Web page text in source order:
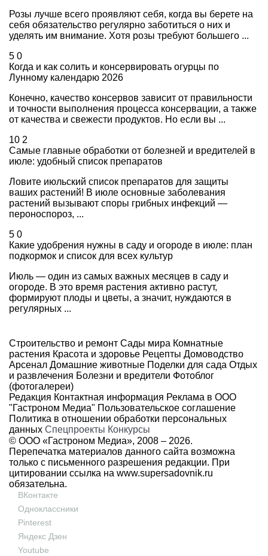
Розы лучше всего проявляют себя, когда вы берете на
себя обязательство регулярно заботиться о них и
уделять им внимание. Хотя розы требуют большего ...
5 0
Когда и как солить и консервировать огурцы по
Лунному календарю 2026
Конечно, качество консервов зависит от правильности
и точности выполнения процесса консервации, а также
от качества и свежести продуктов. Но если вы ...
10 2
Самые главные обработки от болезней и вредителей в
июле: удобный список препаратов
Ловите июльский список препаратов для защиты
ваших растений! В июле основные заболевания
растений вызывают споры грибных инфекций —
пероноспороз, ...
5 0
Какие удобрения нужны в саду и огороде в июле: план
подкормок и список для всех культур
Июль — один из самых важных месяцев в саду и
огороде. В это время растения активно растут,
формируют плоды и цветы, а значит, нуждаются в
регулярных ...
Строительство и ремонт Сады мира Комнатные
растения Красота и здоровье Рецепты Домоводство
Арсенал Домашние животные Поделки для сада Отдых
и развлечения Болезни и вредители Фотоблог
(фотогалереи)
Редакция Контактная информация Реклама в ООО
"Гастроном Медиа" Пользовательское соглашение
Политика в отношении обработки персональных
данных Спецпроекты Конкурсы
© ООО «Гастроном Медиа», 2008 – 2026.
Перепечатка материалов данного сайта возможна
только с письменного разрешения редакции. При
цитировании ссылка на www.supersadovnik.ru
обязательна.
ВКонтакте
Одноклассники
Pinterest
Яндекс Дзен
Youtube